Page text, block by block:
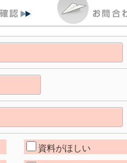
資料がほしい